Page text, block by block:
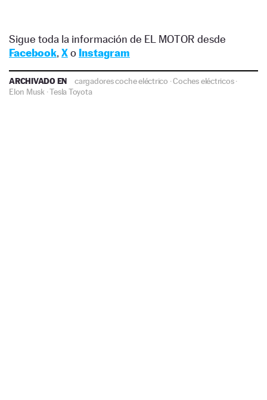
Sigue toda la información de EL MOTOR desde
Facebook, Xo Instagram
ARCHIVADO EN cargadores coche eléctrico ·Coches eléctricos·
Elon Musk·TeslaToyota